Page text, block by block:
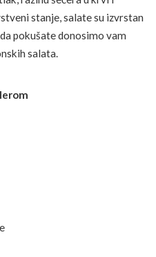
stanje, salate su izvrstan
pokušate donosimo vam
salata.